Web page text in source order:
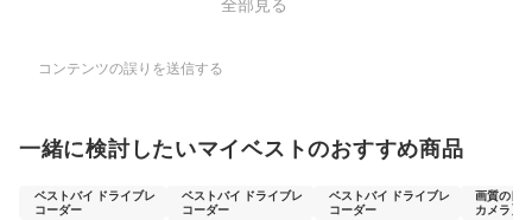
全部見る
コンテンツの誤りを送信する
一緒に検討したいマイベストのおすすめ商品
ベストバイ ドライブレ
コーダー
ベストバイ ドライブレ
コーダー
ベストバイ ドライブレ
コーダー
画質の良
カメラ】